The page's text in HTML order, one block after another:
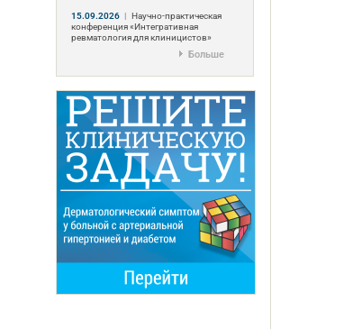
15.09.2026 | Научно-практическая
конференция «Интегративная
ревматология для клиницистов»
Больше